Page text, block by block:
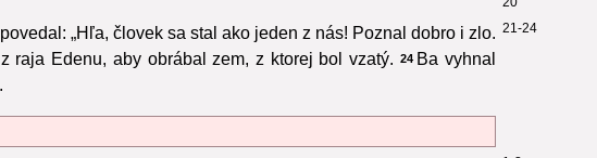
21-24
„Hľa, človek sa stal ako jeden z nás! Poznal dobro i zlo.
raja Edenu, aby obrábal zem, z ktorej bol vzatý. 24 Ba vyhnal